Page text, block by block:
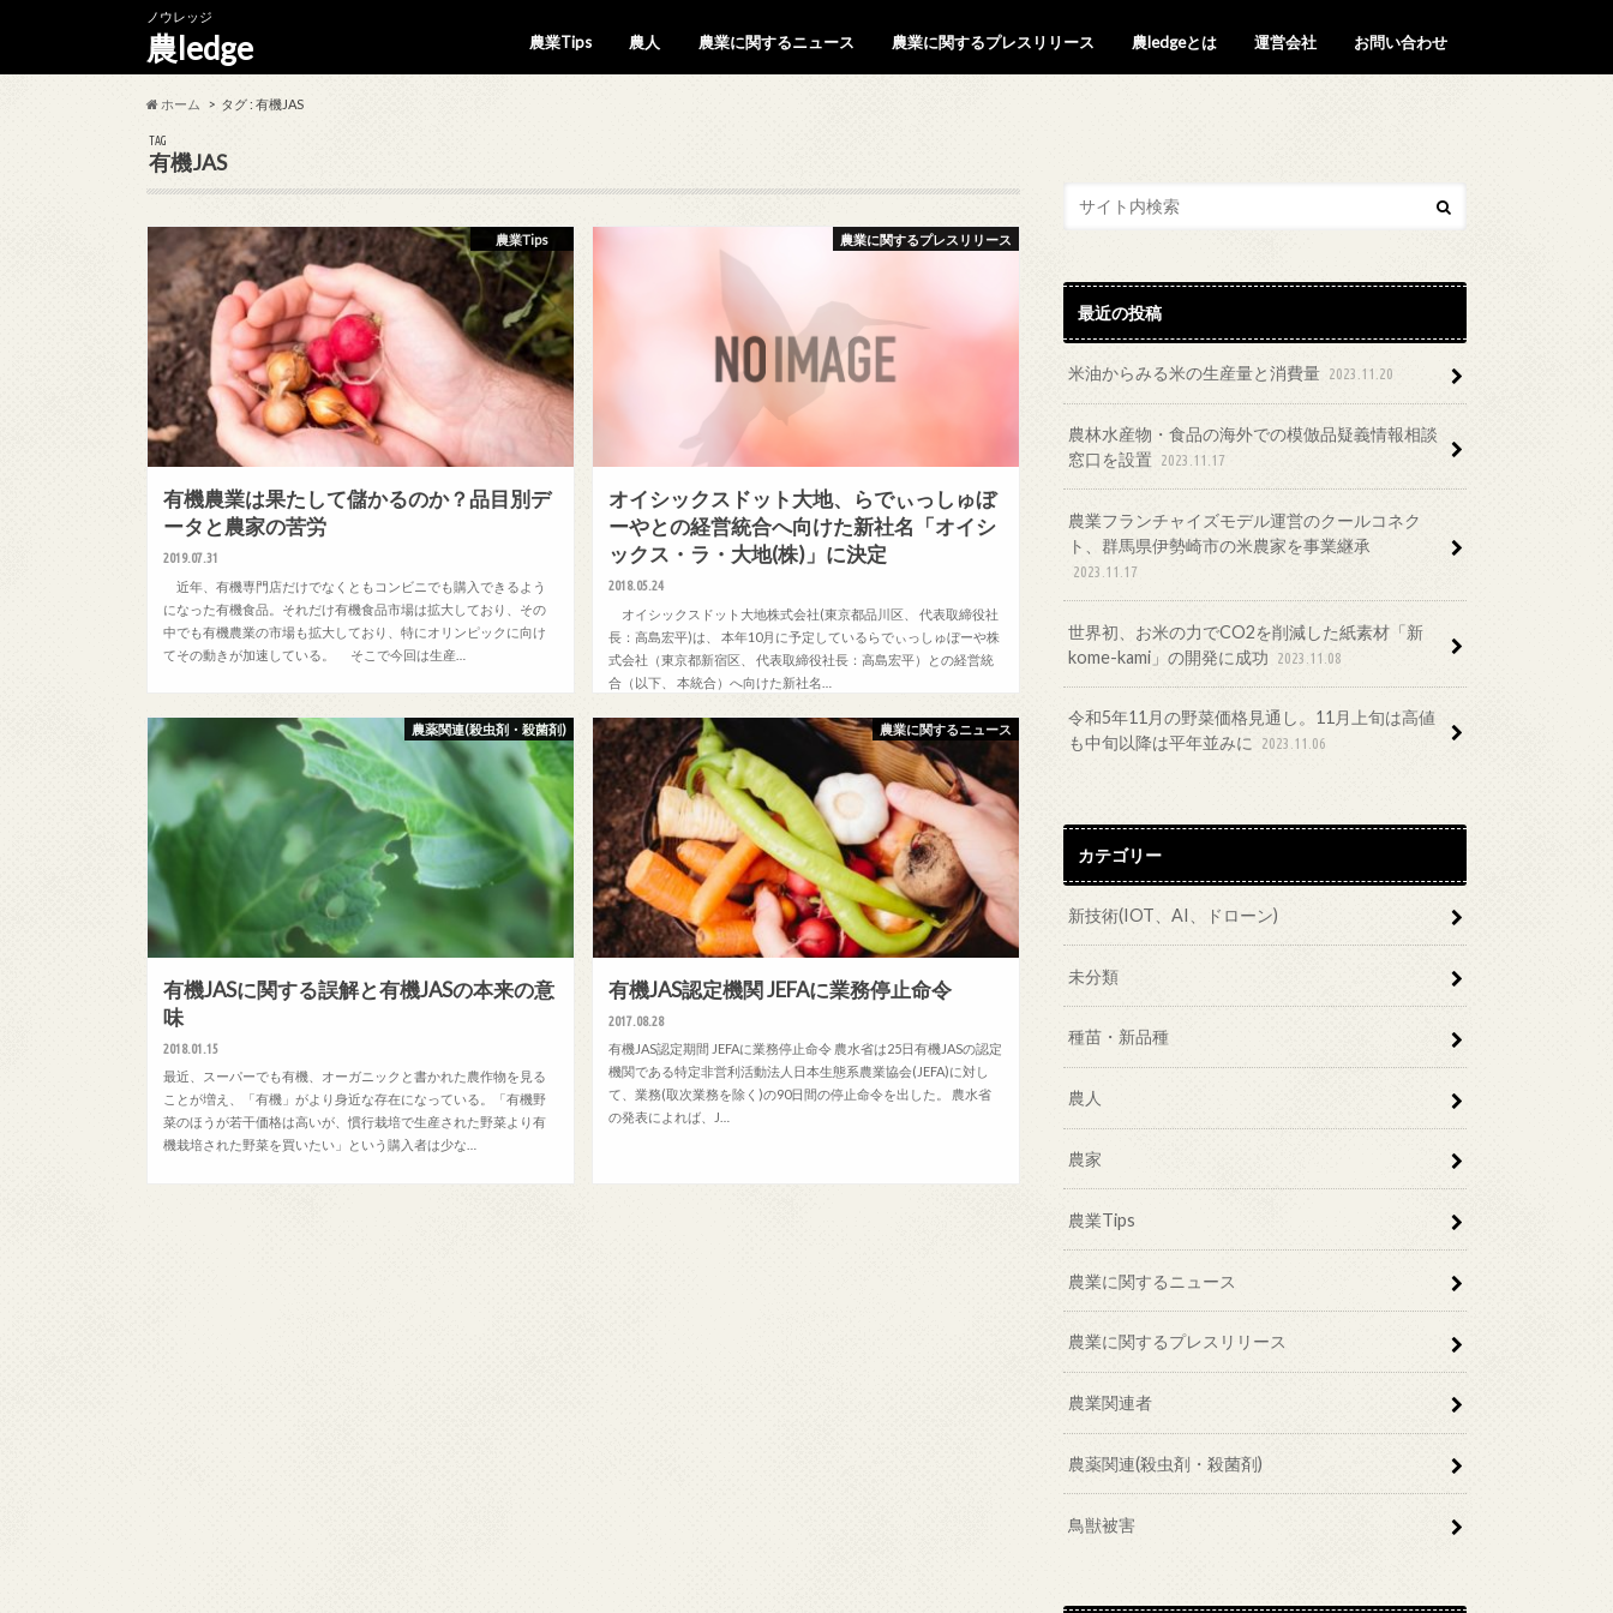
ノウレッジ
農ledge 農業Tips 農人 農業に関するニュース 農業に関するプレスリリース 農ledgeとは 運営会社 お問い合わせ
ホーム タグ : 有機JAS
TAG
有機JAS
農業Tips
有機農業は果たして儲かるのか？品目別デ
ータと農家の苦労
2019.07.31
近年、有機専門店だけでなくともコンビニでも購入できるよう
になった有機食品。それだけ有機食品市場は拡大しており、その
中でも有機農業の市場も拡大しており、特にオリンピックに向け
てその動きが加速している。 そこで今回は生産…
農業に関するプレスリリース
オイシックスドット大地、らでぃっしゅぼ
ーやとの経営統合へ向けた新社名「オイシ
ックス・ラ・大地(株)」に決定
2018.05.24
オイシックスドット大地株式会社(東京都品川区、 代表取締役社
長：高島宏平)は、 本年10月に予定しているらでぃっしゅぼーや株
式会社（東京都新宿区、 代表取締役社長：高島宏平）との経営統
合（以下、 本統合）へ向けた新社名…
農薬関連(殺虫剤・殺菌剤)
有機JASに関する誤解と有機JASの本来の意
味
2018.01.15
最近、スーパーでも有機、オーガニックと書かれた農作物を見る
ことが増え、「有機」がより身近な存在になっている。「有機野
菜のほうが若干価格は高いが、慣行栽培で生産された野菜より有
機栽培された野菜を買いたい」という購入者は少な…
農業に関するニュース
有機JAS認定機関 JEFAに業務停止命令
2017.08.28
有機JAS認定期間 JEFAに業務停止命令 農水省は25日有機JASの認定
機関である特定非営利活動法人日本生態系農業協会(JEFA)に対し
て、業務(取次業務を除く)の90日間の停止命令を出した。 農水省
の発表によれば、J…
最近の投稿
米油からみる米の生産量と消費量 2023.11.20
農林水産物・食品の海外での模倣品疑義情報相談
窓口を設置
2023.11.17
農業フランチャイズモデル運営のクールコネク
ト、群馬県伊勢崎市の米農家を事業継承
2023.11.17
世界初、お米の力でCO2を削減した紙素材「新
kome-kami」の開発に成功
2023.11.08
令和5年11月の野菜価格見通し。11月上旬は高値
も中旬以降は平年並みに
2023.11.06
カテゴリー
新技術(IOT、AI、ドローン)
未分類
種苗・新品種
農人
農家
農業Tips
農業に関するニュース
農業に関するプレスリリース
農業関連者
農薬関連(殺虫剤・殺菌剤)
鳥獣被害